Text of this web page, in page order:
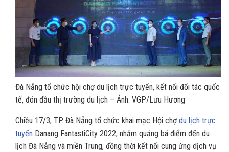
Đà Nẵng tổ chức hội chợ du lịch trực tuyến, kết nối đối tác quốc
tế, đón đầu thị trường du lịch – Ảnh: VGP/Lưu Hương
Chiều 17/3, TP. Đà Nẵng tổ chức khai mạc Hội chợ du lịch trực
tuyến Danang FantastiCity 2022, nhằm quảng bá điểm đến du
lịch Đà Nẵng và miền Trung, đồng thời kết nối cung ứng dịch vụ